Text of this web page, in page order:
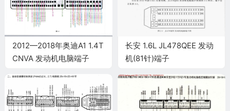
2012—2018年奥迪A1 1.4T
CNVA 发动机电脑端子
长安 1.6L JL478QEE 发动
机(81针)端子